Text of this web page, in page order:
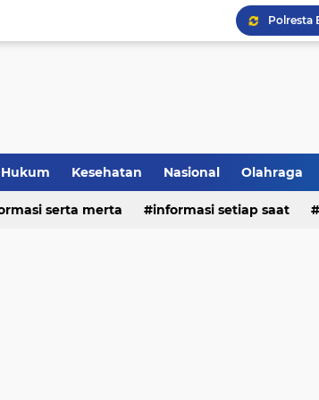
Hukum Kesehatan Nasional Olahraga
serta merta informasi setiap saat